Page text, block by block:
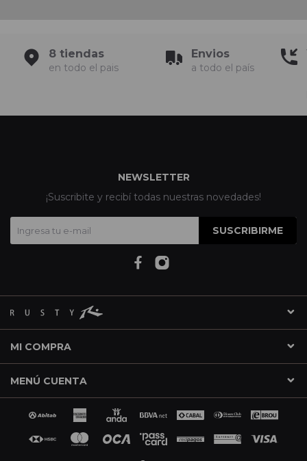
8 tiendas
en todo el pais
Envios
a todo el país
MI COMPRA
MENÚ CUENTA
NEWSLETTER
¡Suscribite y recibí todas nuestras novedades!
SUSCRIBIRME